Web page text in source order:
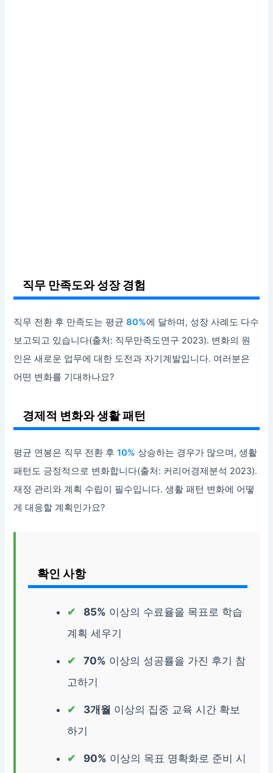
직무 만족도와 성장 경험
직무 전환 후 만족도는 평균80%에 달하며, 성장 사례도 다수
보고되고 있습니다(출처: 직무만족도연구 2023). 변화의 원
인은 새로운 업무에 대한 도전과 자기계발입니다. 여러분은
어떤 변화를 기대하나요?
경제적 변화와 생활 패턴
평균 연봉은 직무 전환 후10% 상승하는 경우가 많으며, 생활
패턴도 긍정적으로 변화합니다(출처: 커리어경제분석 2023).
재정 관리와 계획 수립이 필수입니다. 생활 패턴 변화에 어떻
게 대응할 계획인가요?
확인 사항
85% 이상의 수료율을 목표로 학습
계획 세우기
70% 이상의 성공률을 가진 후기 참
고하기
3개월 이상의 집중 교육 시간 확보
하기
90% 이상의 목표 명확화로 준비 시